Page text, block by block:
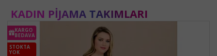
KADIN PIJAMA TAKIMLARI
KARGO
BEDAVA
STOKTA
YOK